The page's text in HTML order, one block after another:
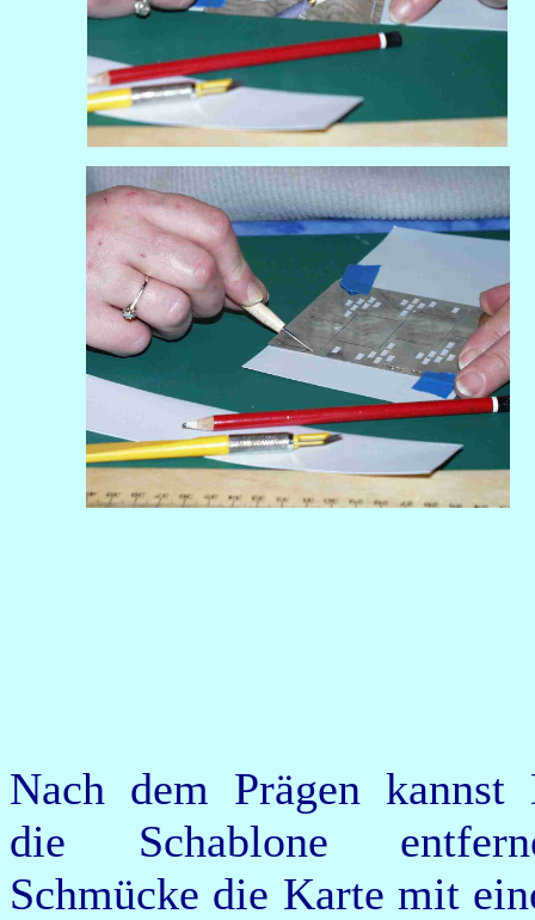
Nach dem Prägen kannst
die Schablone
Schmücke die Karte mit